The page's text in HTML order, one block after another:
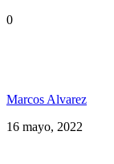
0
Marcos Alvarez
16 mayo, 2022